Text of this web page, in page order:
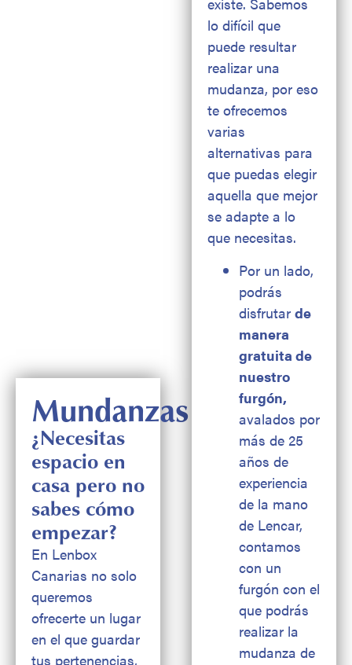
Mundanzas
¿Necesitas
espacio en
casa pero no
sabes cómo
empezar?
En Lenbox
Canarias no solo
queremos
ofrecerte un lugar
en el que guardar
tus pertenencias,
lo difícil que
puede resultar
realizar una
mudanza, por eso
te ofrecemos
varias
alternativas para
que puedas elegir
aquella que mejor
se adapte a lo
que necesitas.
Por un lado,
podrás
disfrutar de
manera
gratuita de
nuestro
furgón,
avalados por
más de 25
años de
experiencia
de la mano
de Lencar,
contamos
con un
furgón con el
que podrás
realizar la
mudanza de